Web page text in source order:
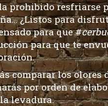
prohibido resfriarse
¿Listos para
para que #
para que te
comparar los olores
por orden de
levadura.